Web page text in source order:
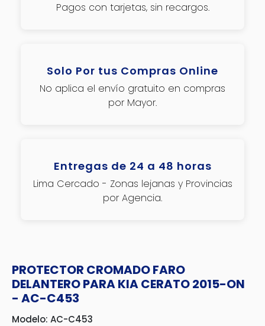
Pagos con tarjetas, sin recargos.
Solo Por tus Compras Online
No aplica el envío gratuito en compras
por Mayor.
Entregas de 24 a 48 horas
Lima Cercado - Zonas lejanas y Provincias
por Agencia.
PROTECTOR CROMADO FARO
DELANTERO PARA KIA CERATO 2015-ON
- AC-C453
Modelo: AC-C453